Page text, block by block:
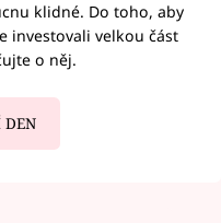
klidné. Do toho, aby
investovali velkou část
o něj.
DEN